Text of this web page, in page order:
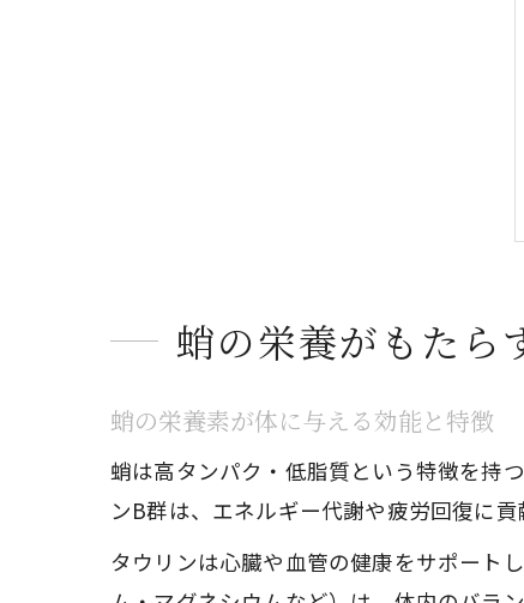
蛸の栄養がもたら
蛸の栄養素が体に与える効能と特徴
蛸は高タンパク・低脂質という特徴を持
ンB群は、エネルギー代謝や疲労回復に
タウリンは心臓や血管の健康をサポート